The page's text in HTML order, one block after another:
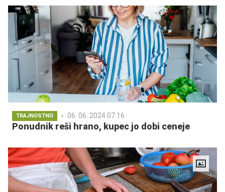
TRAJNOSTNO 06. 06. 2024 07.16
Ponudnik reši hrano, kupec jo dobi ceneje